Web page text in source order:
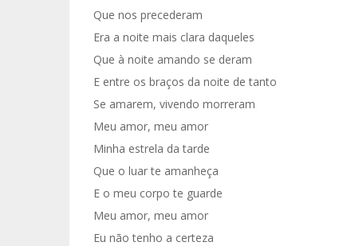
Que nos precederam
Era a noite mais clara daqueles
Que à noite amando se deram
E entre os braços da noite de tanto
Se amarem, vivendo morreram
Meu amor, meu amor
Minha estrela da tarde
Que o luar te amanheça
E o meu corpo te guarde
Meu amor, meu amor
Eu não tenho a certeza